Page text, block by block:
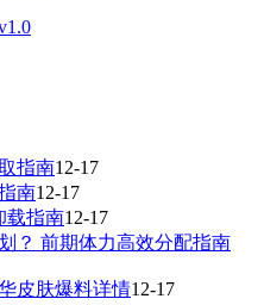
指南12-17
南12-17
载指南12-17
？ 前期体力高效分配指南
皮肤爆料详情12-17